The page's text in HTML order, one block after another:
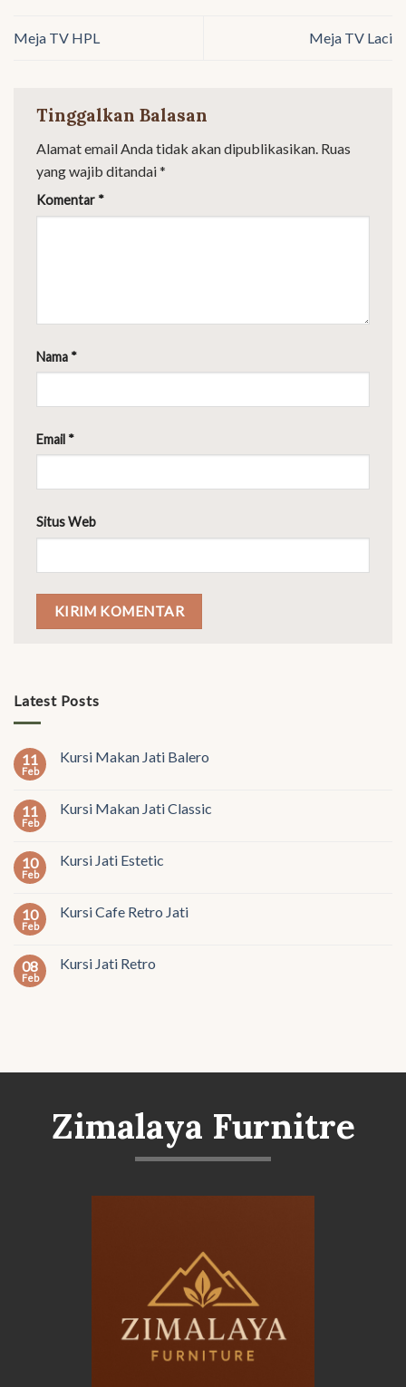
Meja TV HPL Meja TV Laci
Tinggalkan Balasan
Alamat email Anda tidak akan dipublikasikan. Ruas
yang wajib ditandai*
Komentar *
Nama *
Email *
Situs Web
Latest Posts
11
Feb
Kursi Makan Jati Balero
11
Feb
Kursi Makan Jati Classic
10
Feb
Kursi Jati Estetic
10
Feb
Kursi Cafe Retro Jati
08
Feb
Kursi Jati Retro
Zimalaya Furnitre